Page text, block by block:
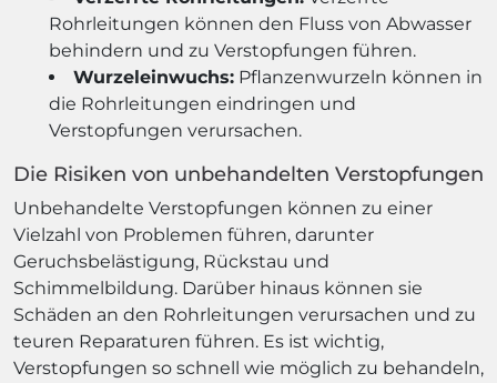
Rohrleitungen können den Fluss von Abwasser
behindern und zu Verstopfungen führen.
Wurzeleinwuchs: Pflanzenwurzeln können in
die Rohrleitungen eindringen und
Verstopfungen verursachen.
Die Risiken von unbehandelten Verstopfungen
Unbehandelte Verstopfungen können zu einer
Vielzahl von Problemen führen, darunter
Geruchsbelästigung, Rückstau und
Schimmelbildung. Darüber hinaus können sie
Schäden an den Rohrleitungen verursachen und zu
teuren Reparaturen führen. Es ist wichtig,
Verstopfungen so schnell wie möglich zu behandeln,